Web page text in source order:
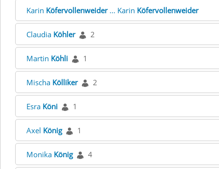
Karin Köfervollenweider... Karin Köfervollenweider
Claudia Köhler 2
Martin Köhli 1
Mischa Kölliker 2
Esra Köni 1
Axel König 1
Monika König 4